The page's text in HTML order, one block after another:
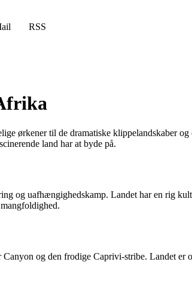
RSS
ørkener til de dramatiske klippelandskaber
land har at byde på.
og uafhængighedskamp. Landet har en rig
og den frodige Caprivi-stribe. Landet